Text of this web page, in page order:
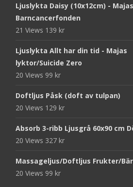
Ljuslykta Daisy (10x12cm) -
Barncancerfonden
21 Views 139 kr
Ljuslykta Allt har din tid - Majas
lyktor/Suicide Zero
20 Views 99 kr
Doftljus Påsk (doft av tulpan)
20 Views 129 kr
Absorb 3-ribb Ljusgrå 60x90 cm
20 Views 327 kr
Massageljus/Doftljus Frukter/
20 Views 99 kr